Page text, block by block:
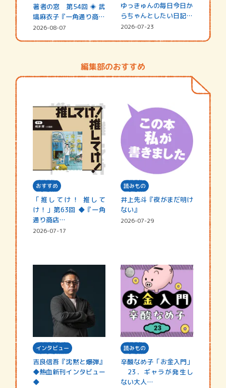
著者の窓 第54回 ◈ 武
塙麻衣子『一角通り商店
街の…
2026-08-07
ゆっきゅんの毎日今日か
らちゃんとしたい日記
☆202…
2026-07-23
編集部のおすすめ
おすすめ
「推してけ！ 推して
け！」第63回 ◆『一角
通り商店…
2026-07-17
読みもの
井上先斗『夜がまだ明け
ない』
2026-07-29
インタビュー
吉良信吾『沈黙と爆弾』
◆熱血新刊インタビュー
◆
読みもの
辛酸なめ子「お金入門」
23．ギャラが発生し
ない大人…